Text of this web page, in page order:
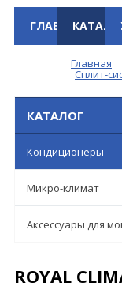
ГЛАВНАЯ
Главная
Сплит-
КАТАЛОГ
Кондиционеры
Микро-климат
Аксессуары для
ROYAL